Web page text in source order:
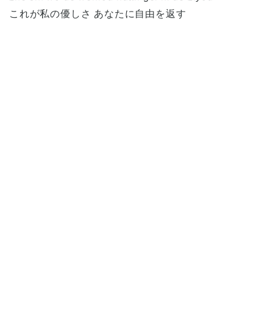
これが私の優しさ あなたに自由を返す